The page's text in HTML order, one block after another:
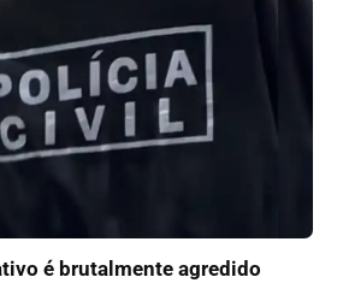
é brutalmente agredido